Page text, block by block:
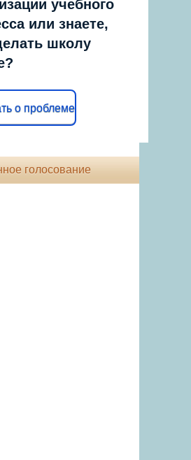
учебного
или знаете,
школу
о проблеме
голосование